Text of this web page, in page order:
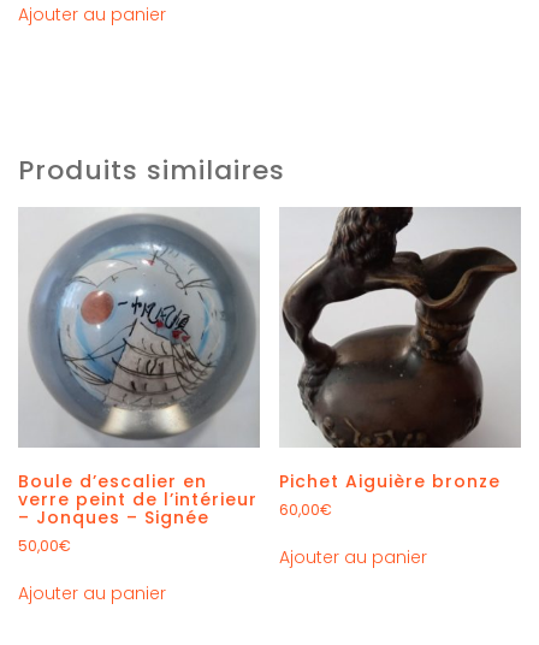
Ajouter au panier
Produits similaires
Boule d’escalier en
verre peint de l’intérieur
– Jonques – Signée
50,00€
Ajouter au panier
Pichet Aiguière bronze
60,00€
Ajouter au panier